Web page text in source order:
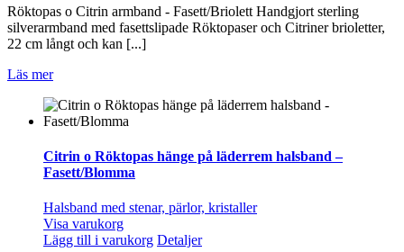
Röktopas o Citrin armband - Fasett/Briolett Handgjort sterling
silverarmband med fasettslipade Röktopaser och Citriner brioletter,
22 cm långt och kan [...]
Läs mer
Citrin o Röktopas hänge på läderrem halsband –
Fasett/Blomma
Halsband med stenar, pärlor, kristaller
Visa varukorg
Lägg till i varukorg Detaljer